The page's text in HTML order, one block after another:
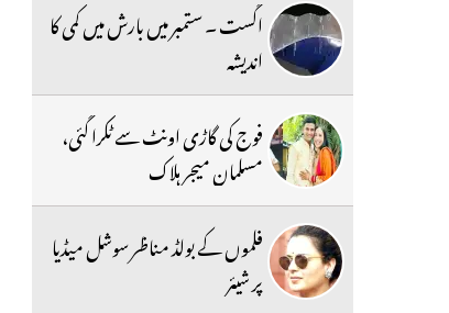
اگست ۔ ستمبر میں بارش میں کمی کا
اندیشہ
فوج کی گاڑی اونٹ سے ٹکرا گئی،
مسلمان میجر ہلاک
فلموں کے بولڈ مناظر سوشل میڈیا
پر شیئر